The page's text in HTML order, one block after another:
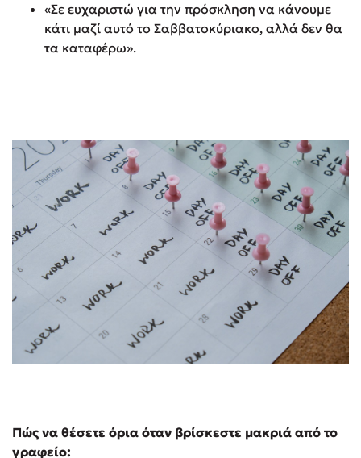
«Σε ευχαριστώ για την πρόσκληση να κάνουμε
κάτι μαζί αυτό το Σαββατοκύριακο, αλλά δεν θα
τα καταφέρω».
Πώς να θέσετε όρια όταν βρίσκεστε μακριά από το
γραφείο: